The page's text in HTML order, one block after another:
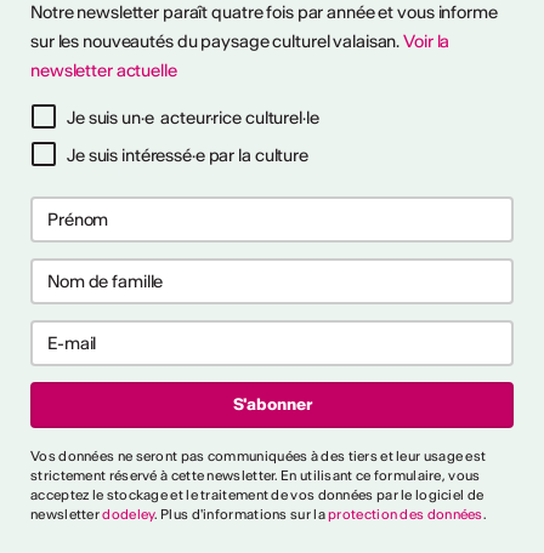
2024/2025
Notre newsletter paraît quatre fois par année et vous informe
sur les nouveautés du paysage culturel valaisan.Voir la
newsletter actuelle
Je suis un·e acteur·rice culturel·le
Je suis intéressé·e par la culture
Vos données ne seront pas communiquées à des tiers et leur usage est
strictement réservé à cette newsletter. En utilisant ce formulaire, vous
acceptez le stockage et le traitement de vos données par le logiciel de
newsletterdodeley. Plus d'informations sur laprotection des données.